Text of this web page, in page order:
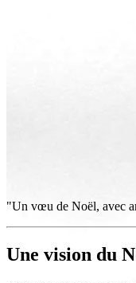
"Un vœu de Noël, avec
Une vision du